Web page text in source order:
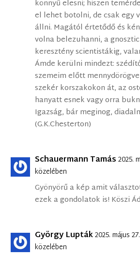
könnyű elesni; hiszen
el lehet botolni, de csak egy
állni. Magától értetődő és
volna belezuhanni, a
keresztény scientistákig,
Ámde kerülni mindezt:
szemeim előtt
szekér korszakokon át, az
hanyatt esnek vagy orra
Igazság, bár meginog,
(G.K.Chesterton)
Schauermann Tamás 2025.
közelében
Gyönyörű a kép amit
ezek a gondolatok is! Köszi
György Lupták2025. május
közelében